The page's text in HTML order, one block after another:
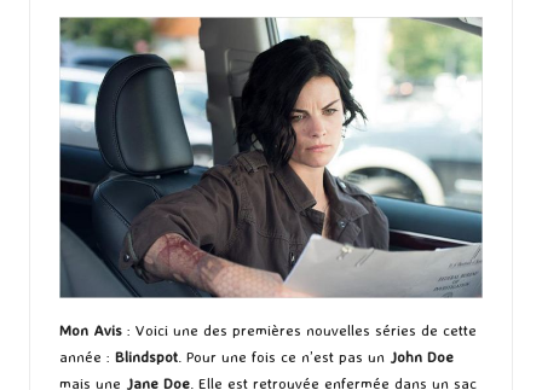
Mon Avis : Voici une des premières nouvelles séries de cette
année : Blindspot . Pour une fois ce n’est pas un John Doe
mais une Jane Doe . Elle est retrouvée enfermée dans un sac